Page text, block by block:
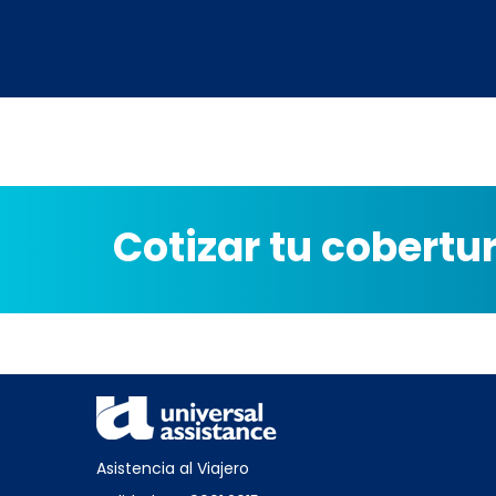
Cotizar tu
Asistencia al Viajero